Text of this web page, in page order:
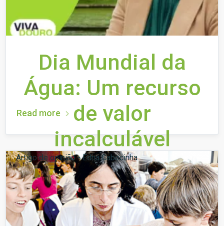
Dia Mundial da
Água: Um recurso
de valor
incalculável
Artigo de opinião - Edna Cabecinha
Read more